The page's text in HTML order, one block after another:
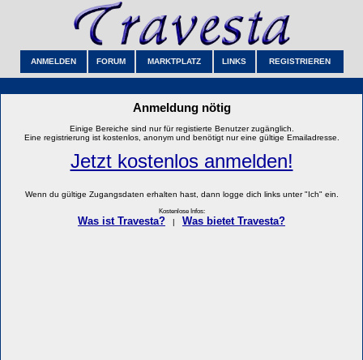
ANMELDEN FORUM MARKTPLATZ LINKS REGISTRIEREN
Anmeldung nötig
Einige Bereiche sind nur für registierte Benutzer zugänglich.
Eine registrierung ist kostenlos, anonym und benötigt nur eine gültige Emailadresse.
Jetzt kostenlos anmelden!
Wenn du gültige Zugangsdaten erhalten hast, dann logge dich links unter "Ich" ein.
Kostenlose Infos:
Was ist Travesta? Was bietet Travesta?